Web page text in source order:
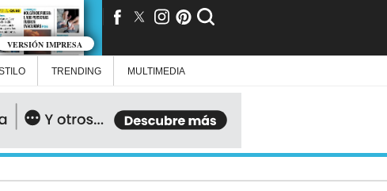
VERSIÓN IMPRESA
TRENDING MULTIMEDIA